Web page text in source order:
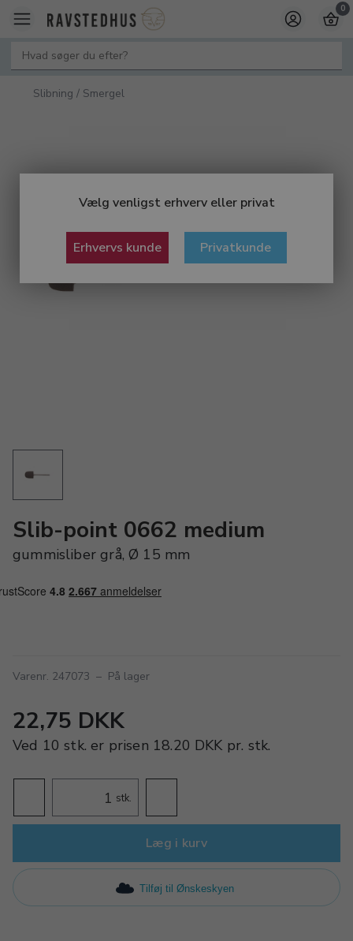
Vælg venligst erhverv eller privat
Erhvervs kunde Privatkunde
0
Slibning / Smergel
Slib-point 0662 medium
gummisliber grå, Ø 15 mm
Varenr. 247073 – På lager
22,75 DKK
Ved 10 stk. er prisen 18.20 DKK pr. stk.
stk.
Læg i kurv
Tilføj til Ønskeskyen